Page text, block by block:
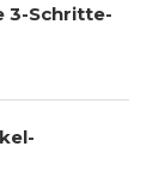
3-Schritte-